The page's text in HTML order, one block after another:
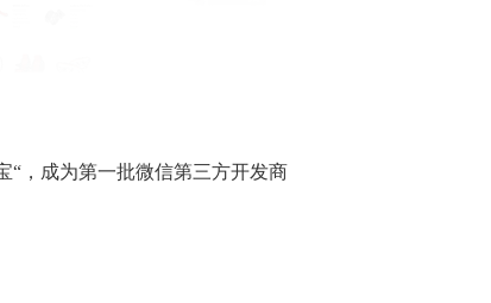
“，成为第一批微信第三方开发商